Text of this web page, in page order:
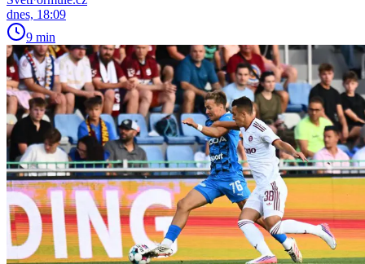
dnes, 18:09
9 min